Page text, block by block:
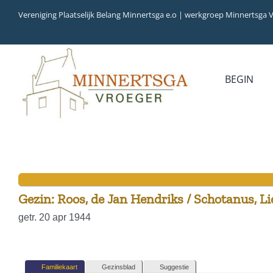
inhoud
Vereniging Plaatselijk Belang Minnertsga e.o | werkgroep Minnertsga
BEGIN
VIDEO (FILM)
AANWINSTEN
INWONERS 65+ IN 1979
Gezin: Roos, de Jan Hendriks / Schotanus,
getr. 20 apr 1944
Familiekaart Gezinsblad Suggestie